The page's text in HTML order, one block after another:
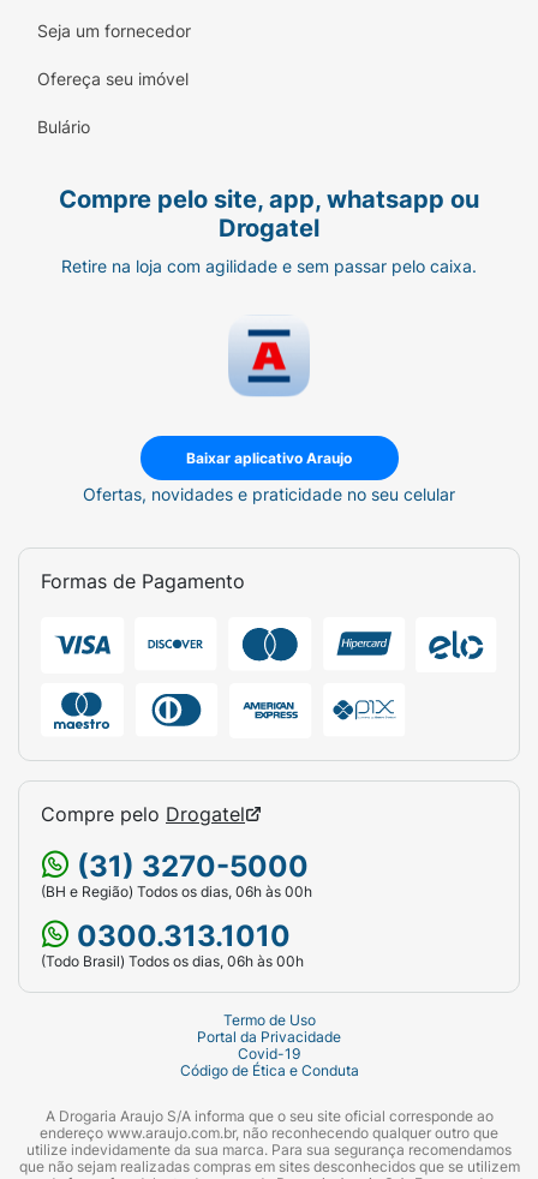
Seja um fornecedor
Ofereça seu imóvel
Bulário
Compre pelo site, app, whatsapp ou
Drogatel
Retire na loja com agilidade e sem passar pelo caixa.
Baixar aplicativo Araujo
Ofertas, novidades e praticidade no seu celular
Formas de Pagamento
Compre pelo Drogatel
(31) 3270-5000
(BH e Região) Todos os dias, 06h às 00h
0300.313.1010
(Todo Brasil) Todos os dias, 06h às 00h
Termo de Uso
Portal da Privacidade
Covid-19
Código de Ética e Conduta
A Drogaria Araujo S/A informa que o seu site oficial corresponde ao
endereço www.araujo.com.br, não reconhecendo qualquer outro que
utilize indevidamente da sua marca. Para sua segurança recomendamos
que não sejam realizadas compras em sites desconhecidos que se utilizem